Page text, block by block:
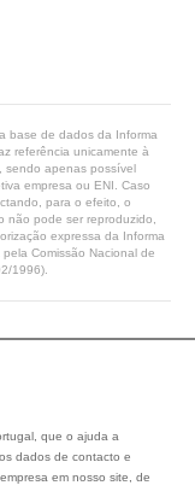
base de dados da Informa
referência unicamente à
sendo apenas possível
empresa ou ENI. Caso
para o efeito, o
não pode ser reproduzido,
expressa da Informa
Comissão Nacional de
1996).
que o ajuda a
dados de contacto e
em nosso site, de